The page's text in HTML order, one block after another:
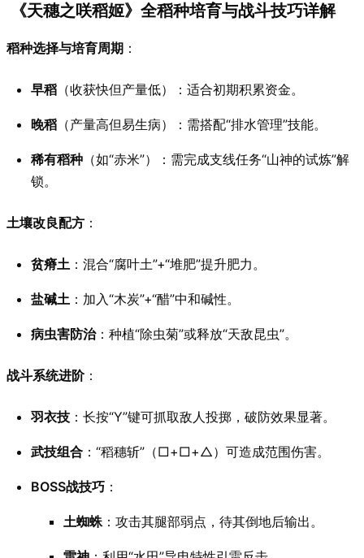
《天穗之咲稻姬》全稻种培育与战斗技巧详解
稻种选择与培育周期 ：
早稻 （收获快但产量低）：适合初期积累资金。
晚稻 （产量高但易生病）：需搭配“排水管理”技能。
稀有稻种 （如“赤米”）：需完成支线任务“山神的试炼”解
锁。
土壤改良配方 ：
贫瘠土 ：混合“腐叶土”+“堆肥”提升肥力。
盐碱土 ：加入“木炭”+“醋”中和碱性。
病虫害防治：种植“除虫菊”或释放“天敌昆虫”。
战斗系统进阶 ：
羽衣技 ：长按“Y”键可抓取敌人投掷，破防效果显著。
武技组合 ：“稻穗斩”（□+□+△）可造成范围伤害。
BOSS战技巧 ：
土蜘蛛：攻击其腿部弱点，待其倒地后输出。